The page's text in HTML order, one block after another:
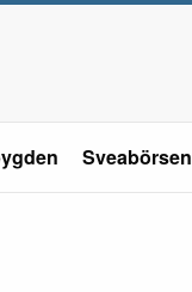
Sveabörsen